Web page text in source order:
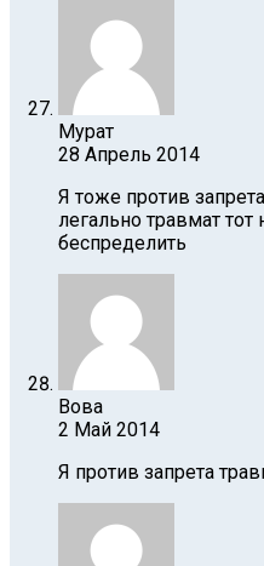
Мурат
28 Апрель 2014
Я тоже против
легально травмат тот
беспределить
Вова
2 Май 2014
Я против запрета